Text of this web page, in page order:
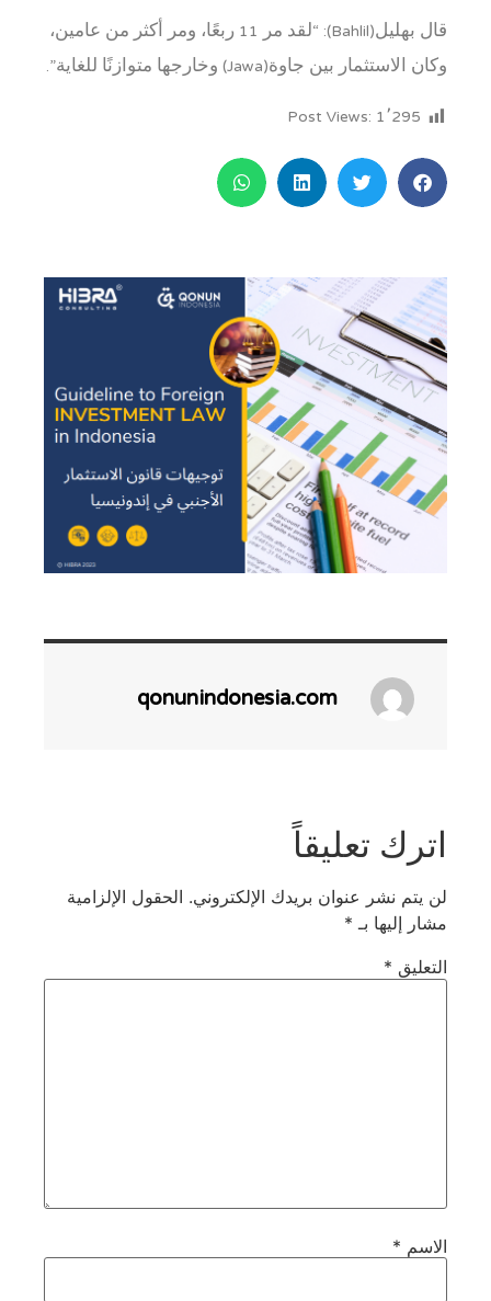
قال بهليل(Bahlil): “لقد مر 11 ربعًا، ومر أكثر من عامين،
وكان الاستثمار بين جاوة(Jawa) وخارجها متوازنًا للغاية”.
Post Views:1٬295
qonunindonesia.com
اترك تعليقاً
لن يتم نشر عنوان بريدك الإلكتروني. الحقول الإلزامية
مشار إليها بـ *
التعليق *
الاسم *